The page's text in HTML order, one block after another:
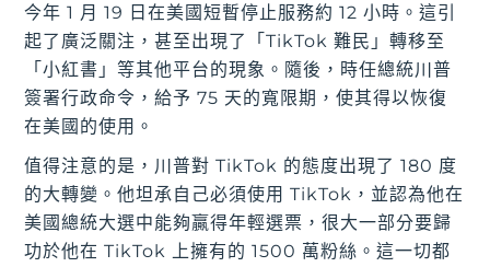
今年 1 月 19 日在美國短暫停止服務約 12 小時。這引
起了廣泛關注，甚至出現了「TikTok 難民」轉移至
「小紅書」等其他平台的現象。隨後，時任總統川普
簽署行政命令，給予 75 天的寬限期，使其得以恢復
在美國的使用。
值得注意的是，川普對 TikTok 的態度出現了 180 度
的大轉變。他坦承自己必須使用 TikTok，並認為他在
美國總統大選中能夠贏得年輕選票，很大一部分要歸
功於他在 TikTok 上擁有的 1500 萬粉絲。這一切都